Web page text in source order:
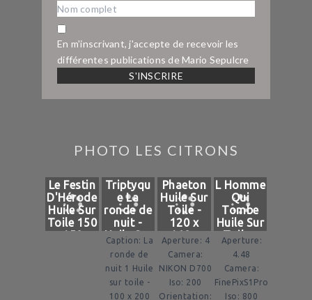
En m'inscrivant, j'accepte de recevoir les
différentes publications de Mario Sepulcre
PHOTO LES CITRONS
Le Festin
D'Hérode
Huile Sur
Toile 150
Triptyqu
e La
ronde de
nuit -
Huile Sur
Toile 100
X 200 -
2019
Caption: La
ronde de
nuit 1 Huile
sur toile -
100 x 200
Phaeton
Huile Sur
Toile -
120 x
160 -
Aperture: 4
Camera:
NIKON D700
Iso: 200
Orientation:
L Homme
Qui
Tombe
Huile Sur
Toile -
130 x 80
- 2008
Aperture:
4.48
Camera:
FinePixS1Pro
Iso: 800